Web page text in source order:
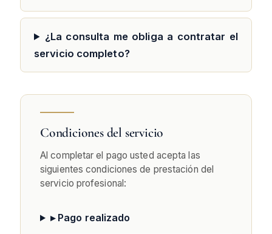
¿La consulta me obliga a contratar el
servicio completo?
Condiciones del servicio
Al completar el pago usted acepta las
siguientes condiciones de prestación del
servicio profesional:
▸ Pago realizado